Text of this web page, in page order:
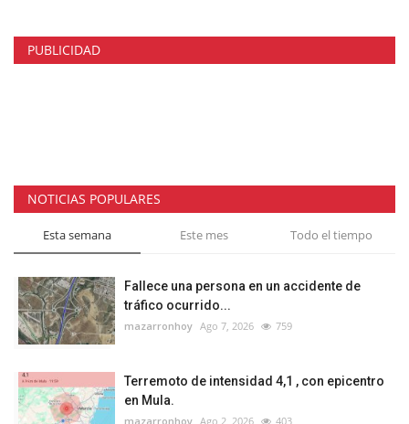
PUBLICIDAD
NOTICIAS POPULARES
Esta semana Este mes Todo el tiempo
Fallece una persona en un accidente de
tráfico ocurrido...
mazarronhoy Ago 7, 2026 759
Terremoto de intensidad 4,1 , con epicentro
en Mula.
mazarronhoy Ago 2, 2026 403